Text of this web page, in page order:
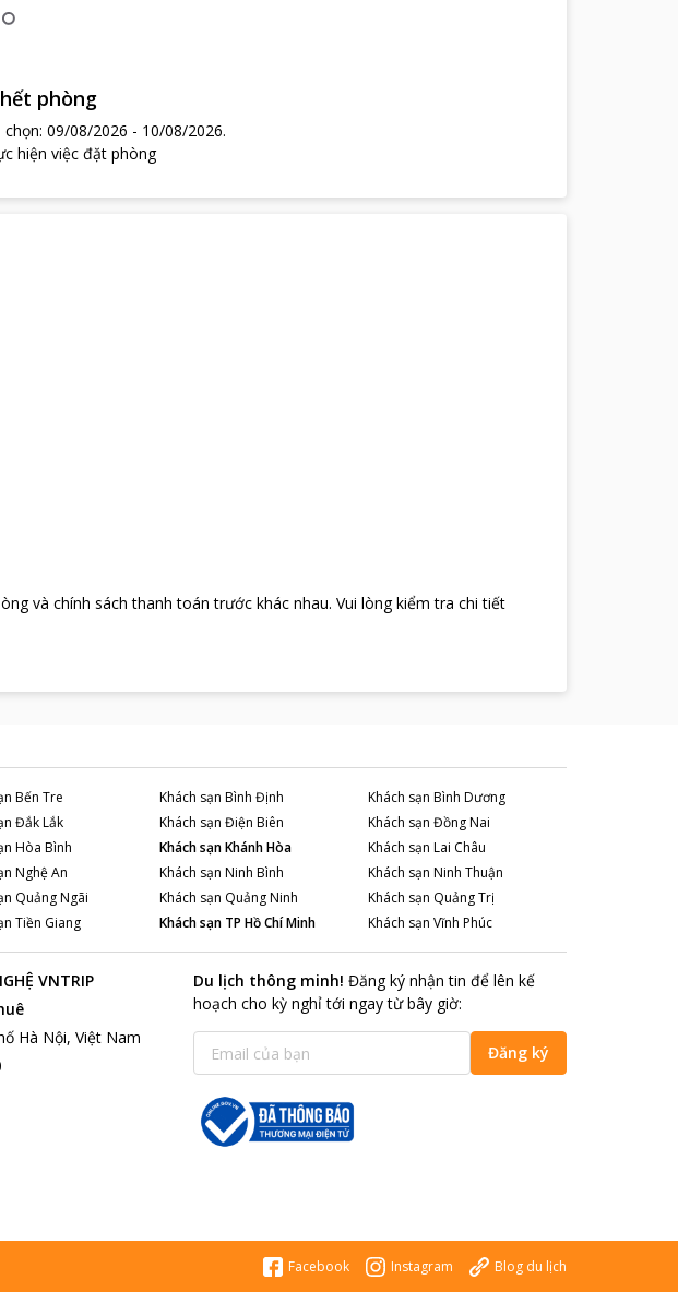
phòng
: 09/08/2026 - 10/08/2026.
hiện việc đặt phòng
và chính sách thanh toán trước khác nhau. Vui lòng kiểm tra chi tiết
Bến Tre Khách sạn Bình Định Khách sạn Bình Dương
Đắk Lắk Khách sạn Điện Biên Khách sạn Đồng Nai
Hòa Bình Khách sạnKhánh Hòa Khách sạn Lai Châu
Nghệ An Khách sạn Ninh Bình Khách sạn Ninh Thuận
Quảng Ngãi Khách sạn Quảng Ninh Khách sạn Quảng Trị
Tiền Giang Khách sạn TP Hồ Chí Minh Khách sạn Vĩnh Phúc
VNTRIP
Hà Nội, Việt Nam
Du lịch thông minh! Đăng ký nhận tin để lên kế
hoạch cho kỳ nghỉ tới ngay từ bây giờ:
Đăng ký
Facebook Instagram Blog du lịch